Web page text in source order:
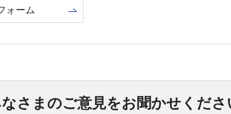
ォーム
さまのご意見をお聞かせくださ